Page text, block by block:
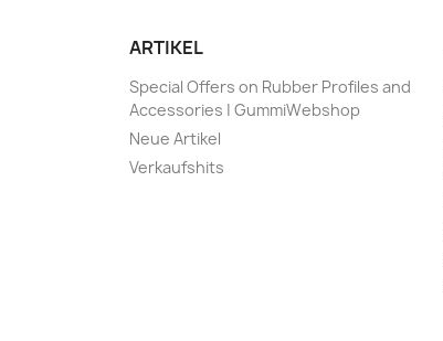
ARTIKEL
Special Offers on Rubber Profiles and
Accessories | GummiWebshop
Neue Artikel
Verkaufshits